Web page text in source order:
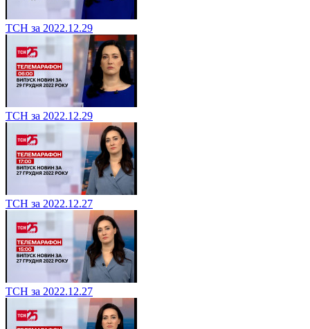
ТСН за 2022.12.29
ТСН за 2022.12.29
ТСН за 2022.12.27
ТСН за 2022.12.27